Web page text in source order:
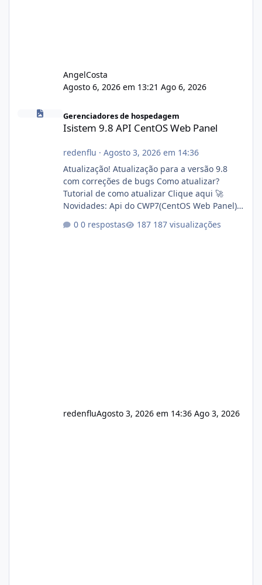
AngelCosta
Agosto 6, 2026 em 13:21 Ago 6, 2026
Isistem 9.8 API CentOS Web Panel
Gerenciadores de hospedagem
Isistem 9.8 API CentOS Web Panel
redenflu · Agosto 3, 2026 em 14:36
Atualização! Atualização para a versão 9.8
com correções de bugs Como atualizar?
Tutorial de como atualizar Clique aqui 🚀
Novidades: Api do CWP7(CentOS Web Panel)
autorizado a usasr o isistem:
0 respostas 187 visualizações
redenfluAgosto 3, 2026 em 14:36 Ago 3, 2026